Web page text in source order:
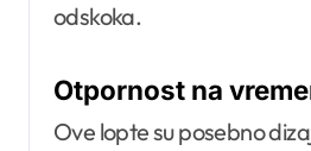
odskoka.
Otpornost na
Ove lopte su posebno